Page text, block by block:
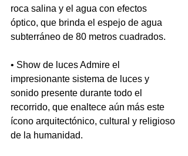
roca salina y el agua con efectos
óptico, que brinda el espejo de agua
subterráneo de 80 metros cuadrados.
• Show de luces Admire el
impresionante sistema de luces y
sonido presente durante todo el
recorrido, que enaltece aún más este
ícono arquitectónico, cultural y religioso
de la humanidad.